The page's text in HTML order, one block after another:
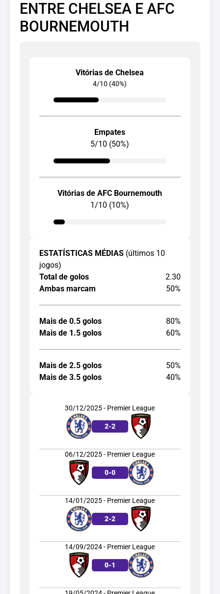
ENTRE CHELSEA E AFC
BOURNEMOUTH
Vitórias de Chelsea
4/10 (40%)
Empates
5/10 (50%)
Vitórias de AFC Bournemouth
1/10 (10%)
ESTATÍSTICAS MÉDIAS (últimos 10
jogos)
Total de golos
2.30
Ambas marcam
50%
Mais de 0.5 golos
80%
Mais de 1.5 golos
60%
Mais de 2.5 golos
50%
Mais de 3.5 golos
40%
30/12/2025 - Premier League
2-2
06/12/2025 - Premier League
0-0
14/01/2025 - Premier League
2-2
14/09/2024 - Premier League
0-1